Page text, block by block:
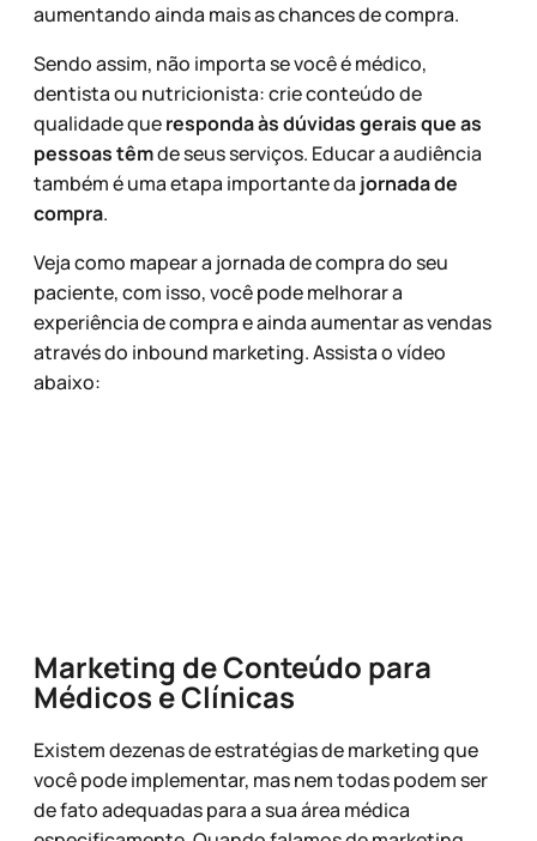
aumentando ainda mais as chances de compra.
Sendo assim, não importa se você é médico,
dentista ou nutricionista: crie conteúdo de
qualidade queresponda às dúvidas gerais que as
pessoas têmde seus serviços. Educar a audiência
também é uma etapa importante da jornada de
compra.
Veja como mapear a jornada de compra do seu
paciente, com isso, você pode melhorar a
experiência de compra e ainda aumentar as vendas
através do inbound marketing. Assista o vídeo
abaixo:
Marketing de Conteúdo para
Médicos e Clínicas
Existem dezenas de estratégias de marketing que
você pode implementar, mas nem todas podem ser
de fato adequadas para a sua área médica